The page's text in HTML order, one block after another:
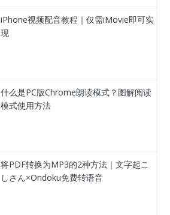
iPhone视频配音教程｜仅需iMovie即可实
现
什么是PC版Chrome朗读模式？图解阅读
模式使用方法
将PDF转换为MP3的2种方法｜文字起こ
しさん×Ondoku免费转语音